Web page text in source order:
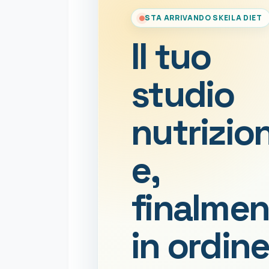
STA ARRIVANDO SKEILA DIET
Il tuo
studio
e,
in